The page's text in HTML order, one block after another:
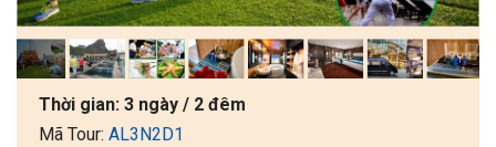
Thời gian: 3 ngày / 2 đêm
Mã Tour: AL3N2D1